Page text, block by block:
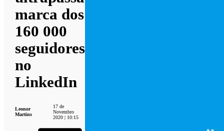
marca dos
160 000
seguidores
no
LinkedIn
Leonor
Martins
17 de
Novembro
2020 | 10:15